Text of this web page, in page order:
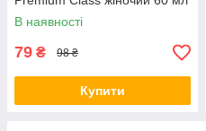
В наявності
79 ₴ 98 ₴
Купити